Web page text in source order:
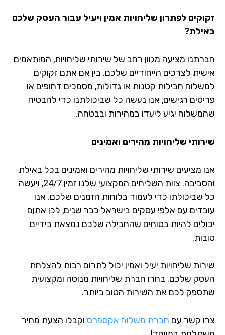
לפתרון שליחויות אמין ויעיל עבור העסק שלכם
מציעה מגוון רחב של שירותי שליחויות, המותאמים
לצרכים הייחודיים שלכם. בין אם אתם זקוקים
חבילות קטנות או גדולות, מסמכים דחופים או
רגישים, אנו נעשה כל שביכולתנו כדי להבטיח
יגיע ליעדו במהירות ובבטחה.
שליחויות מהירים ואמינים
מציעים שירותי שליחויות מהירים ואמינים בכל באילת
והסביבה. צוות השליחים המקצועי שלנו זמין 24/7, ויעשה
שביכולתו כדי לעמוד בלוחות הזמנים שלכם. אנו
עם אלפי עסקים בישראל כבר שנים, לכן אתןם
להיות בטוחים שהחבילה שלכם נמצאת בידיים
שליחויות יעיל ואמין יכול לתרום רבות להצלחת
שלכם. בחרו חברת שליחויות מנוסה ומקצועית
לכם את השירות הטוב ביותר.
קשר עםחברת משלוח אקספרסוקבלו הצעת מחיר